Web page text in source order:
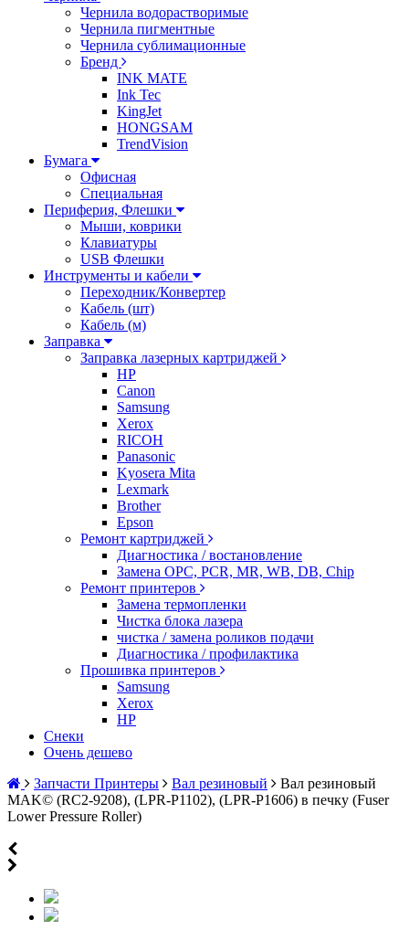
Чернила водорастворимые
Чернила пигментные
Чернила сублимационные
Бренд
INK MATE
Ink Tec
KingJet
HONGSAM
TrendVision
Бумага
Офисная
Специальная
Периферия, Флешки
Мыши, коврики
Клавиатуры
USB Флешки
Инструменты и кабели
Переходник/Конвертер
Кабель (шт)
Кабель (м)
Заправка
Заправка лазерных картриджей
HP
Canon
Samsung
Xerox
RICOH
Panasonic
Kyosera Mita
Lexmark
Brother
Epson
Ремонт картриджей
Диагностика / востановление
Замена OPC, PCR, MR, WB, DB, Chip
Ремонт принтеров
Замена термопленки
Чистка блока лазера
чистка / замена роликов подачи
Диагностика / профилактика
Прошивка принтеров
Samsung
Xerox
HP
Снеки
Очень дешево
Запчасти Принтеры
Вал резиновый
Вал резиновый
MAK© (RC2-9208), (LPR-P1102), (LPR-P1606) в печку (Fuser
Lower Pressure Roller)